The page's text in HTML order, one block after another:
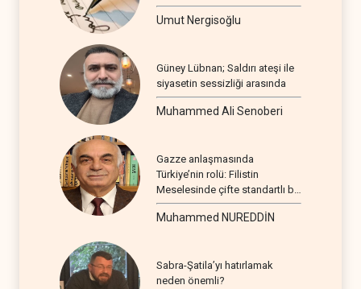
Umut Nergisoğlu
Güney Lübnan; Saldırı ateşi ile
siyasetin sessizliği arasında
Muhammed Ali Senoberi
Gazze anlaşmasında
Türkiye’nin rolü: Filistin
Meselesinde çifte standartlı bir
seyir
Muhammed NUREDDİN
Sabra-Şatila’yı hatırlamak
neden önemli?